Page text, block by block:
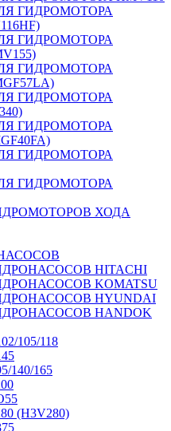
ГИДРОМОТОРА
ГИДРОМОТОРА
ГИДРОМОТОРА
ГИДРОМОТОРА
ГИДРОМОТОРА
ГИДРОМОТОРА
ГИДРОМОТОРА
ХОДА
HITACHI
KOMATSU
HYUNDAI
HANDOK
105/118
140/165
(H3V280)